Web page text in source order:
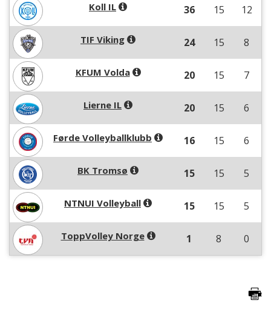
Koll IL 36 15 12
TIF Viking 24 15 8
KFUM Volda 20 15 7
Lierne IL 20 15 6
Førde Volleyballklubb 16 15 6
BK Tromsø 15 15 5
NTNUI Volleyball 15 15 5
ToppVolley Norge 1 8 0